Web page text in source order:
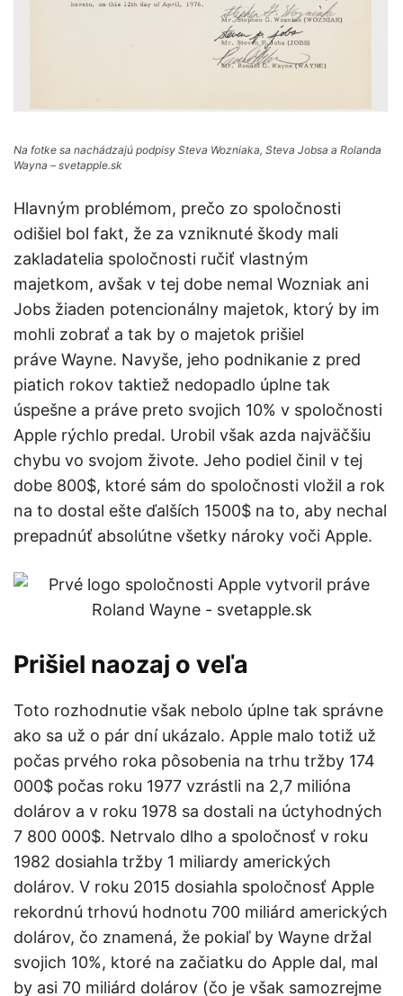
Na fotke sa nachádzajú podpisy Steva Wozniaka, Steva Jobsa a Rolanda
Wayna – svetapple.sk
Hlavným problémom, prečo zo spoločnosti
odišiel bol fakt, že za vzniknuté škody mali
zakladatelia spoločnosti ručiť vlastným
majetkom, avšak v tej dobe nemal Wozniak ani
Jobs žiaden potencionálny majetok, ktorý by im
mohli zobrať a tak by o majetok prišiel
práve Wayne. Navyše, jeho podnikanie z pred
piatich rokov taktiež nedopadlo úplne tak
úspešne a práve preto svojich 10% v spoločnosti
Apple rýchlo predal. Urobil však azda najväčšiu
chybu vo svojom živote. Jeho podiel činil v tej
dobe 800$, ktoré sám do spoločnosti vložil a rok
na to dostal ešte ďalších 1500$ na to, aby nechal
prepadnúť absolútne všetky nároky voči Apple.
Prišiel naozaj o veľa
Toto rozhodnutie však nebolo úplne tak správne
ako sa už o pár dní ukázalo. Apple malo totiž už
počas prvého roka pôsobenia na trhu tržby 174
000$ počas roku 1977 vzrástli na 2,7 milióna
dolárov a v roku 1978 sa dostali na úctyhodných
7 800 000$. Netrvalo dlho a spoločnosť v roku
1982 dosiahla tržby 1 miliardy amerických
dolárov. V roku 2015 dosiahla spoločnosť Apple
rekordnú trhovú hodnotu 700 miliárd amerických
dolárov, čo znamená, že pokiaľ by Wayne držal
svojich 10%, ktoré na začiatku do Apple dal, mal
by asi 70 miliárd dolárov (čo je však samozrejme